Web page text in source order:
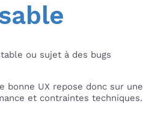
ou sujet à des bugs
UX repose donc sur une
et contraintes techniques.